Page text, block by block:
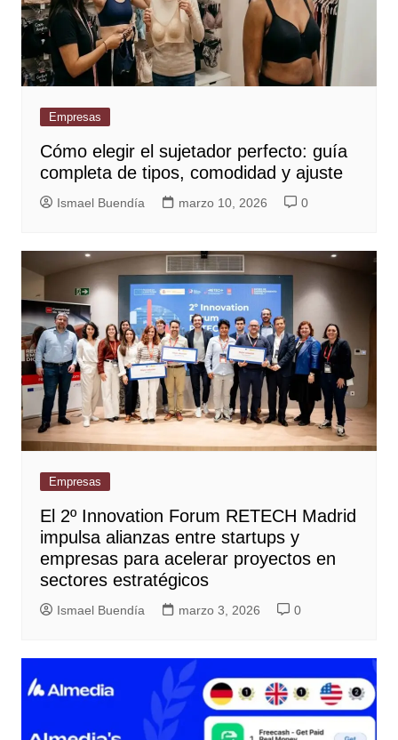
Empresas
Cómo elegir el sujetador perfecto: guía
completa de tipos, comodidad y ajuste
Ismael Buendía marzo 10, 2026 0
Empresas
El 2º Innovation Forum RETECH Madrid
impulsa alianzas entre startups y
empresas para acelerar proyectos en
sectores estratégicos
Ismael Buendía marzo 3, 2026 0